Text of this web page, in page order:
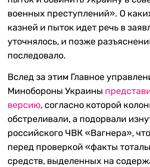
военных преступлений». О
казней и пыток идет речь в
уточнялось, и позже
последовало.
Вслед за этим Главное
Минобороны Украины
версию, согласно которой
обстреливали, а подорвали
российского ЧВК «Вагнера»,
перед проверкой «факты
средств, выделенных на